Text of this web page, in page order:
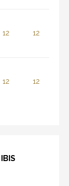
12 12
12 12